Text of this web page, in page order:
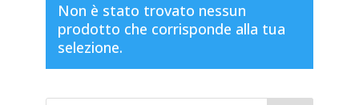
Non è stato trovato nessun
prodotto che corrisponde alla tua
selezione.